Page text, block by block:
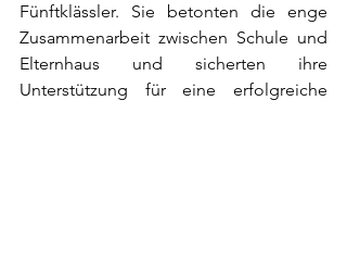
Fünftklässler. Sie betonten die enge
Zusammenarbeit zwischen Schule und
Elternhaus und sicherten ihre
Unterstützung für eine erfolgreiche